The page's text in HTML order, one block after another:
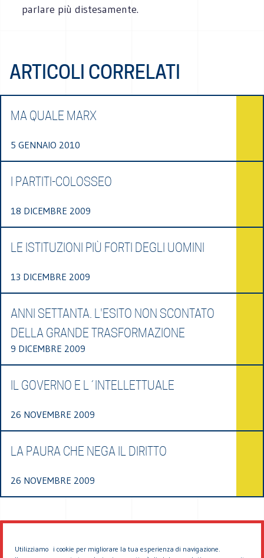
Utilizziamo i cookie per migliorare la tua esperienza di navigazione.
parlare più distesamente.
ARTICOLI CORRELATI
MA QUALE MARX
5 GENNAIO 2010
I PARTITI-COLOSSEO
18 DICEMBRE 2009
LE ISTITUZIONI PIÙ FORTI DEGLI UOMINI
13 DICEMBRE 2009
ANNI SETTANTA. L'ESITO NON SCONTATO
DELLA GRANDE TRASFORMAZIONE
9 DICEMBRE 2009
IL GOVERNO E L´INTELLETTUALE
26 NOVEMBRE 2009
LA PAURA CHE NEGA IL DIRITTO
26 NOVEMBRE 2009